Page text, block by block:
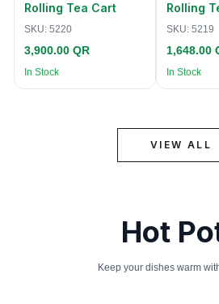
Rolling Tea Cart
SKU: 5220
3,900.00 QR
In Stock
Rolling
SKU: 5219
1,648.00
In Stock
VIEW ALL
Hot
Keep your dishes warm